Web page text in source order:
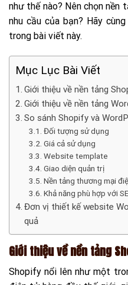
như thế nào? Nên chọn nền
nhu cầu của bạn? Hãy cùng
trong bài viết này.
Mục Lục Bài Viết
Giới thiệu về nền tảng
Giới thiệu về nền tảng
So sánh Shopify và
Đối tượng sử dụng
Giá cả sử dụng
Website template
Giao diện quản trị
Nền tảng thương mại
Khả năng phù hợp với
Đơn vị thiết kế website
quả
Giới thiệu về nền tảng
Shopify nổi lên như một